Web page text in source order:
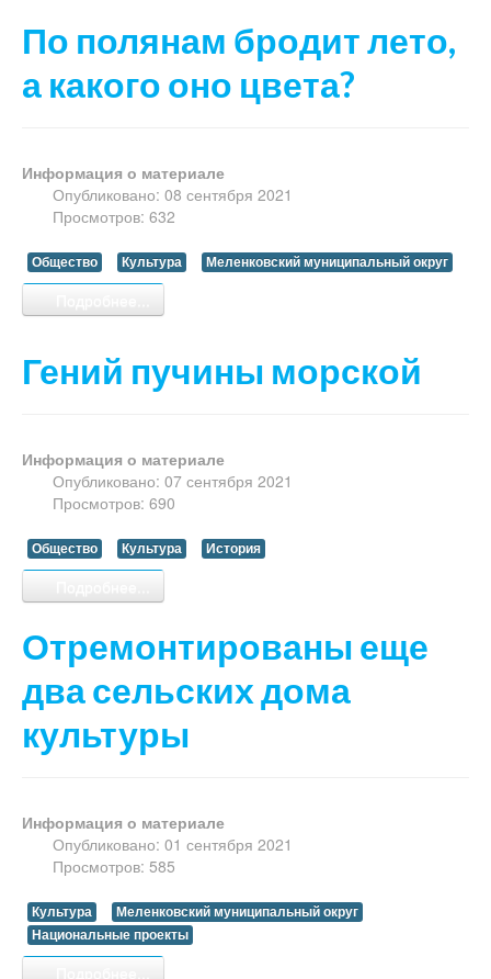
По полянам бродит лето,
а какого оно цвета?
Информация о материале
Опубликовано: 08 сентября 2021
Просмотров: 632
Общество Культура Меленковский муниципальный округ
Гений пучины морской
Информация о материале
Опубликовано: 07 сентября 2021
Просмотров: 690
Общество Культура История
Отремонтированы еще
два сельских дома
культуры
Информация о материале
Опубликовано: 01 сентября 2021
Просмотров: 585
Культура
Меленковский муниципальный округ
Национальные проекты